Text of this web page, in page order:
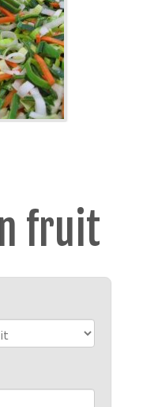
fruit